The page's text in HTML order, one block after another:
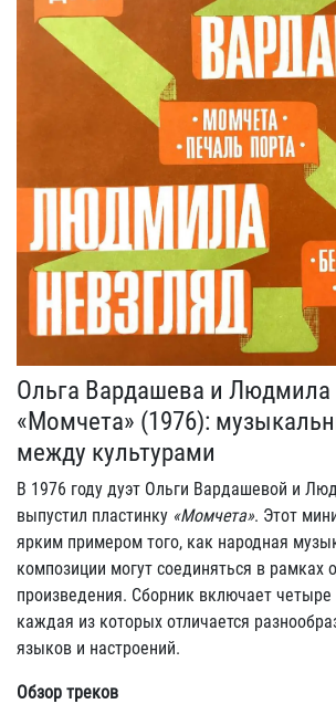
Ольга Вардашева и Людмила
«Момчета» (1976):
между культурами
В 1976 году дуэт Ольги Вардашевой и
выпустил пластинку «Момчета». Этот
ярким примером того, как народная
композиции могут соединяться в рамках
произведения. Сборник включает
каждая из которых отличается
языков и настроений.
Обзор треков